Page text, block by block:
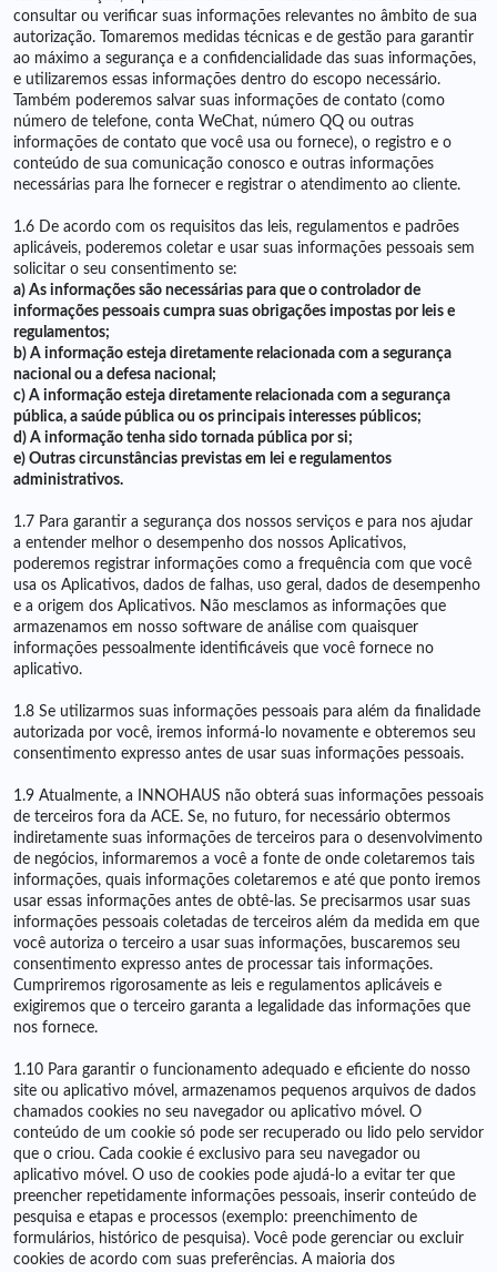
consultar ou verificar suas informações relevantes no âmbito de sua
autorização. Tomaremos medidas técnicas e de gestão para garantir
ao máximo a segurança e a confidencialidade das suas informações,
e utilizaremos essas informações dentro do escopo necessário.
Também poderemos salvar suas informações de contato (como
número de telefone, conta WeChat, número QQ ou outras
informações de contato que você usa ou fornece), o registro e o
conteúdo de sua comunicação conosco e outras informações
necessárias para lhe fornecer e registrar o atendimento ao cliente.
1.6 De acordo com os requisitos das leis, regulamentos e padrões
aplicáveis, poderemos coletar e usar suas informações pessoais sem
solicitar o seu consentimento se:
a) As informações são necessárias para que o controlador de
informações pessoais cumpra suas obrigações impostas por leis e
regulamentos;
b) A informação esteja diretamente relacionada com a segurança
nacional ou a defesa nacional;
c) A informação esteja diretamente relacionada com a segurança
pública, a saúde pública ou os principais interesses públicos;
d) A informação tenha sido tornada pública por si;
e) Outras circunstâncias previstas em lei e regulamentos
administrativos.
1.7 Para garantir a segurança dos nossos serviços e para nos ajudar
a entender melhor o desempenho dos nossos Aplicativos,
poderemos registrar informações como a frequência com que você
usa os Aplicativos, dados de falhas, uso geral, dados de desempenho
e a origem dos Aplicativos. Não mesclamos as informações que
armazenamos em nosso software de análise com quaisquer
informações pessoalmente identificáveis ​​que você fornece no
aplicativo.
1.8 Se utilizarmos suas informações pessoais para além da finalidade
autorizada por você, iremos informá-lo novamente e obteremos seu
consentimento expresso antes de usar suas informações pessoais.
1.9 Atualmente, a INNOHAUS não obterá suas informações pessoais
de terceiros fora da ACE. Se, no futuro, for necessário obtermos
indiretamente suas informações de terceiros para o desenvolvimento
de negócios, informaremos a você a fonte de onde coletaremos tais
informações, quais informações coletaremos e até que ponto iremos
usar essas informações antes de obtê-las. Se precisarmos usar suas
informações pessoais coletadas de terceiros além da medida em que
você autoriza o terceiro a usar suas informações, buscaremos seu
consentimento expresso antes de processar tais informações.
Cumpriremos rigorosamente as leis e regulamentos aplicáveis ​​e
exigiremos que o terceiro garanta a legalidade das informações que
nos fornece.
1.10 Para garantir o funcionamento adequado e eficiente do nosso
site ou aplicativo móvel, armazenamos pequenos arquivos de dados
chamados cookies no seu navegador ou aplicativo móvel. O
conteúdo de um cookie só pode ser recuperado ou lido pelo servidor
que o criou. Cada cookie é exclusivo para seu navegador ou
aplicativo móvel. O uso de cookies pode ajudá-lo a evitar ter que
preencher repetidamente informações pessoais, inserir conteúdo de
pesquisa e etapas e processos (exemplo: preenchimento de
formulários, histórico de pesquisa). Você pode gerenciar ou excluir
cookies de acordo com suas preferências. A maioria dos